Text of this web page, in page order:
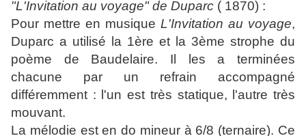
"L'Invitation au voyage" de Duparc ( 1870) :
Pour mettre en musique L'Invitation au voyage,
Duparc a utilisé la 1ère et la 3ème strophe du
poème de Baudelaire. Il les a terminées
chacune par un refrain
accompagné
différemment : l'un est très statique, l'autre très
mouvant.
La mélodie est en do mineur à 6/8 (ternaire). Ce